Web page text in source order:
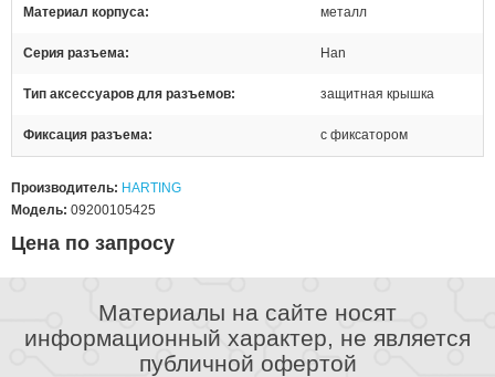
Материал корпуса металл
Серия разъема Han
Тип аксессуаров для разъемов защитная крышка
Фиксация разъема с фиксатором
Производитель: HARTING
Модель: 09200105425
Цена по запросу
Материалы на сайте носят
информационный характер, не является
публичной офертой